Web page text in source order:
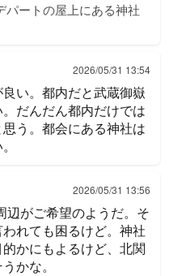
パートの屋上にある神社
2026/05/31 13:54
い。都内だと武蔵御嶽
だんだん都内だけでは
う。都会にある神社は
2026/05/31 13:56
辺がご希望のようだ。そ
れても困るけど。神社
かにもよるけど、北関
かな。